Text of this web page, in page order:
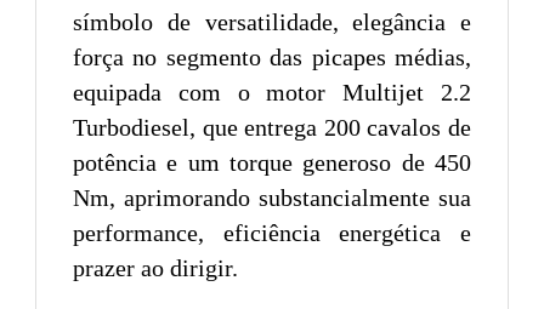
símbolo de versatilidade, elegância e
força no segmento das picapes médias,
equipada com o motor Multijet 2.2
Turbodiesel, que entrega 200 cavalos de
potência e um torque generoso de 450
Nm, aprimorando substancialmente sua
performance, eficiência energética e
prazer ao dirigir.